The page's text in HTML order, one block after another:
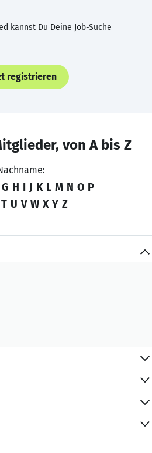
kannst Du Deine Job-Suche
registrieren
von A bis Z
G H I J K L M N O P
T U V W X Y Z